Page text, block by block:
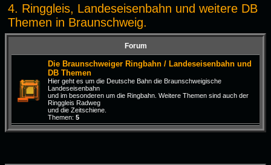
c
e
4. Ringgleis, Landeseisenbahn und weitere DB
Themen in Braunschweig.
Forum
Die Braunschweiger Ringbahn / Landeseisenbahn und
DB Themen
Hier geht es um die Deutsche Bahn die Braunschweigische
Landeseisenbahn
und im besonderen um die Ringbahn. Weitere Themen sind auch der
Ringgleis Radweg
und die Zeitschiene.
Themen: 5